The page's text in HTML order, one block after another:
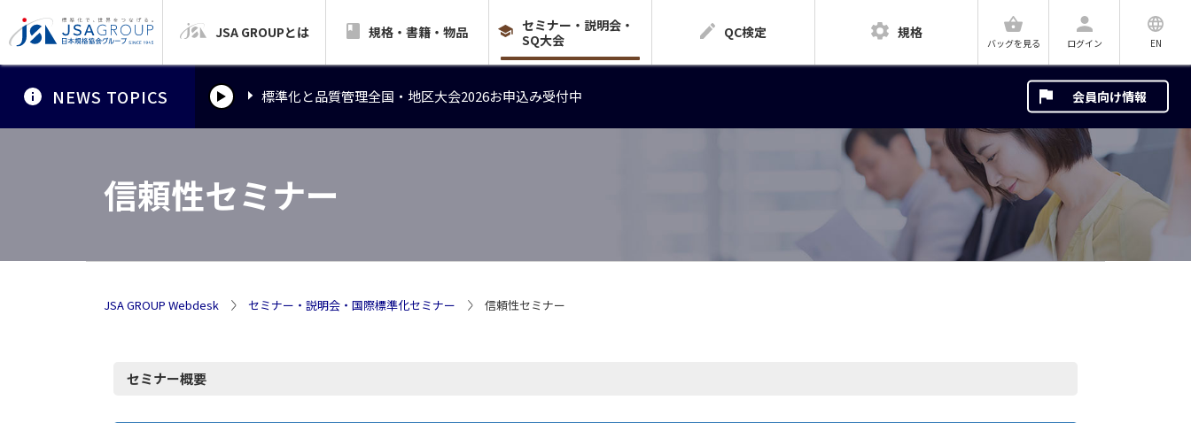
JSA GROUPとは 規格・書籍・物品
セミナー・説明会・
SQ大会
QC検定 規格
バッグを見る ログイン EN
NEWS TOPICS
標準化と品質管理全国・地区大会2026お申込み受付中
標準化と品質管理全国・地区大会2026お申込み受付中 会員向け情報
信頼性セミナー
JSA GROUP Webdesk セミナー・説明会・国際標準化セミナー 信頼性セミナー
セミナー概要